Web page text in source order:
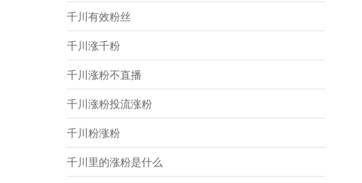
千川有效粉丝
千川涨千粉
千川涨粉不直播
千川涨粉投流涨粉
千川粉涨粉
千川里的涨粉是什么